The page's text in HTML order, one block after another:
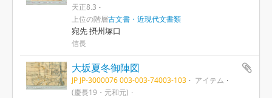
天正8.3
上位の階層古文書・近現代文書類
宛先 摂州塚口
信長
大坂夏冬御陣図
JP JP-3000076 003-003-74003-103
アイテム
(慶長19・元和元)